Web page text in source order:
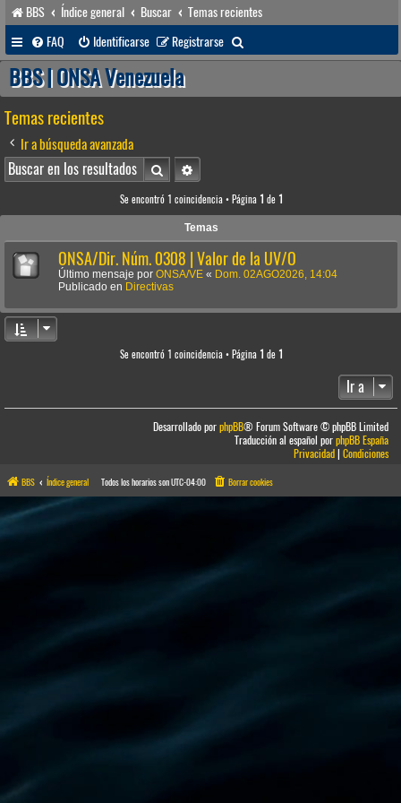
BBS Índice general Buscar
Temas recientes
FAQ
Identificarse Registrarse
u
BBS | ONSA Venezuela
Temas recientes
Ir a búsqueda avanzada
BuscarBúsqueda avanzada
Se encontró 1 coincidencia • Página 1 de 1
Temas
ONSA/Dir. Núm. 0308 | Valor de la UV/O
Último mensaje por ONSA/VE « Dom. 02AGO2026, 14:04
Publicado en Directivas
Se encontró 1 coincidencia • Página 1 de 1
Ir a
Desarrollado porphpBB® Forum Software © phpBB Limited
Traducción al español porphpBB España
Privacidad|Condiciones
BBS Índice general Todos los horarios sonUTC-04:00 Borrar cookies